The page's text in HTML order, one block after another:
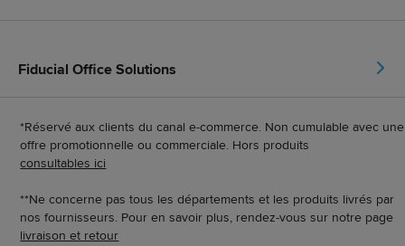
Fiducial Office Solutions
*Réservé aux clients du canal e-commerce. Non cumulable avec une
offre promotionnelle ou commerciale. Hors produits
consultables ici
**Ne concerne pas tous les départements et les produits livrés par
nos fournisseurs. Pour en savoir plus, rendez-vous sur notre page
livraison et retour